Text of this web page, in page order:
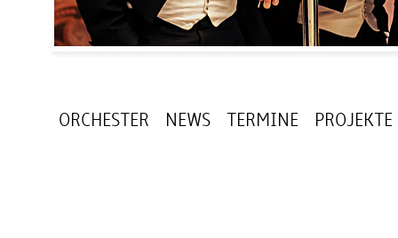
ORCHESTER NEWS TERMINE PROJEKTE